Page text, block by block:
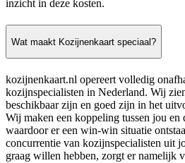
inzicht in deze kosten.
Wat maakt Kozijnenkaart speciaal?
kozijnenkaart.nl opereert volledig
kozijnspecialisten in Nederland. Wij
beschikbaar zijn en goed zijn in het
Wij maken een koppeling tussen jou en
waardoor er een win-win situatie
concurrentie van kozijnspecialisten uit
graag willen hebben, zorgt er namelijk